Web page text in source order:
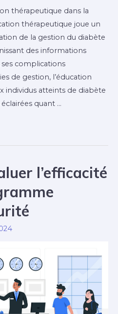
thérapeutique dans la
thérapeutique joue un
de la gestion du diabète
des informations
ses complications
de gestion, l’éducation
individus atteints de diabète
quant …
l’efficacité